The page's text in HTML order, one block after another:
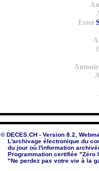
Ester
© DECES.CH - Version 8.2,
L'archivage électronique du
du jour où l'information
Programmation certifiée "Zéro
"Ne perdez pas votre vie à la